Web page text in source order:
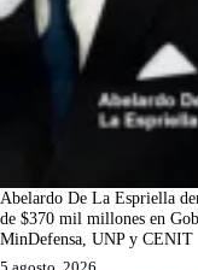
Abelardo De La Espriella
de $370 mil millones en
MinDefensa, UNP y CENIT